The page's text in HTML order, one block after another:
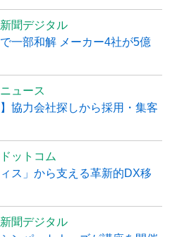
聞デジタル
一部和解 メーカー4社が5億
ュース
協力会社探しから採用・集客
ットコム
ス」から支える革新的DX移
聞デジタル